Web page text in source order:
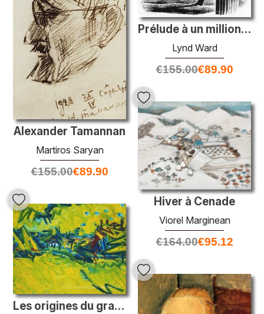
Prélude à un million d'années
Lynd Ward
€155.00€89.90
Alexander Tamannan
Martiros Saryan
€155.00€89.90
Hiver à Cenade
Viorel Marginean
€164.00€95.12
Les origines du grand ours